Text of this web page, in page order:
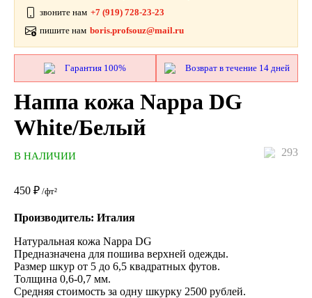
звоните нам +7 (919) 728-23-23
пишите нам boris.profsouz@mail.ru
Гарантия 100% Возврат в течение 14 дней
Наппа кожа Nappa DG
White/Белый
293
В НАЛИЧИИ
450 ₽ /фт²
Производитель: Италия
Натуральная кожа Nappa DG
Предназначена для пошива верхней одежды.
Размер шкур от 5 до 6,5 квадратных футов.
Толщина 0,6-0,7 мм.
Средняя стоимость за одну шкурку 2500 рублей.